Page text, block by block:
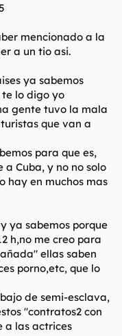
mencionado a la
a un tio asi.
ya sabemos
te lo digo yo
gente tuvo la mala
que van a
para que es,
Cuba, y no no solo
hay en muchos mas
ya sabemos porque
h,no me creo para
ellas saben
porno,etc, que lo
de semi-esclava,
"contratos2 con
a las actrices